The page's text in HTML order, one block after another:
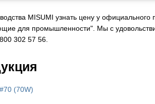
MISUMI узнать цену у официального
для промышленности". Мы с
302 57 56.
(70W)